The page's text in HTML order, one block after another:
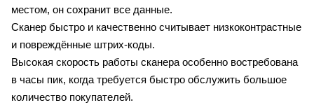
местом, он сохранит все данные.
Сканер быстро и качественно считывает низкоконтрастные
и повреждённые штрих-коды.
Высокая скорость работы сканера особенно востребована
в часы пик, когда требуется быстро обслужить большое
количество покупателей.